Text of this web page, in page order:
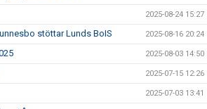
2025-08-24 15:27
stöttar Lunds BoIS 2025-08-16 20:24
2025-08-03 14:50
2025-07-15 12:26
2025-07-03 13:41